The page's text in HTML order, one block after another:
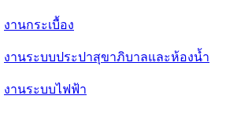
งานกระเบื้อง
งานระบบประปาสุขาภิบาลและห้องน้ำ
งานระบบไฟฟ้า
งานระบบประปาสุขาภิบาลและห้องน้ำ
งานระบบไฟฟ้า